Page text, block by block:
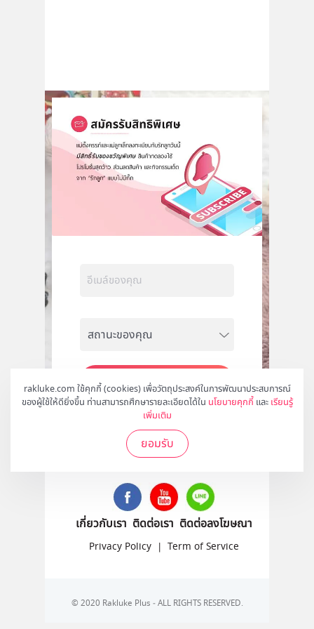
rakluke.com ใช้คุกกี้ (cookies) เพื่อวัตถุประสงค์ในการพัฒนาประสบการณ์
ของผู้ใช้ให้ดียิ่งขึ้น ท่านสามารถศึกษารายละเอียดได้ใน นโยบายคุกกี้ และ เรียนรู้
เพิ่มเติม
ยอมรับ
สมัคร
ติดตามเราได้ที่
เกี่ยวกับเรา ติดต่อเรา ติดต่อลงโฆษณา
Privacy Policy | Term of Service
© 2020 Rakluke Plus - ALL RIGHTS RESERVED.